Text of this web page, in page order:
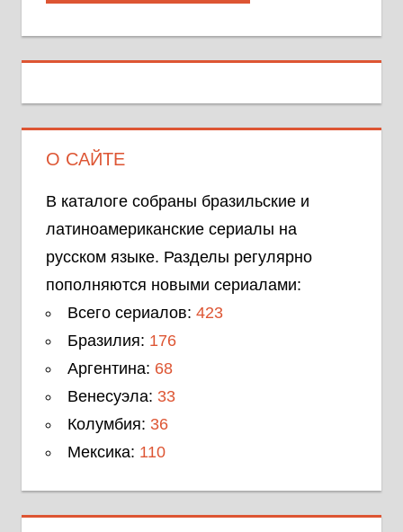
О САЙТЕ
В каталоге собраны бразильские и
латиноамериканские сериалы на
русском языке. Разделы регулярно
пополняются новыми сериалами:
Всего сериалов: 423
Бразилия: 176
Аргентина: 68
Венесуэла: 33
Колумбия: 36
Мексика: 110